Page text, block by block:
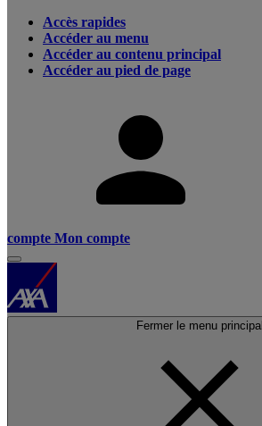
Accès rapides
Accéder au menu
Accéder au contenu principal
Accéder au pied de page
compte Mon compte
Fermer le menu principal